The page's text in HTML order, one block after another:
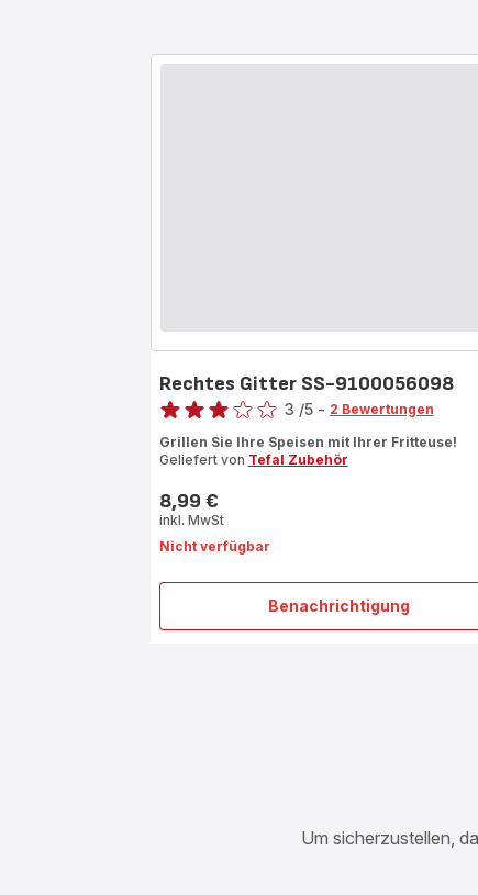
Benachrichtigung
Rechtes
Rechtes Gitter SS-9100056098
Bewertung
mit
Sternen
(Durchschnitt)
3 /5 - 2 Bewertungen
Grillen Sie Ihre Speisen mit Ihrer Fritteuse!
Geliefert von Tefal Zubehör
Preis
8,99 €
inkl. MwSt
Nicht verfügbar
Um sicherzustellen,